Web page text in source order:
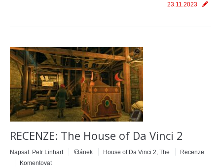
23.11.2023
RECENZE: The House of Da Vinci 2
Napsal: Petr Linhart !článek House of Da Vinci 2, The
Recenze
Komentovat